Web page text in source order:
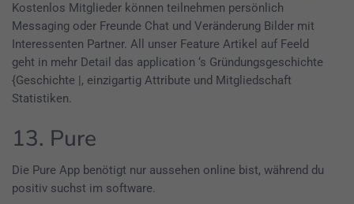
Kostenlos Mitglieder können teilnehmen persönlich
Messaging oder Freunde Chat und Veränderung Bilder mit
Interessenten Partner. All unser Feature Artikel auf Feeld
geht in mehr Detail das application ‘s Gründungsgeschichte
{Geschichte |, einzigartig Attribute und Mitgliedschaft
Statistiken.
13. Pure
Die Pure App benötigt nur aussehen online bist, während du
positiv suchst im software.